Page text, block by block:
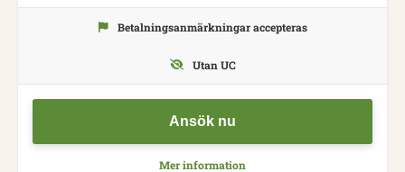
Ansök nu
Mer information
Betalningsanmärkningar accepteras
Utan UC